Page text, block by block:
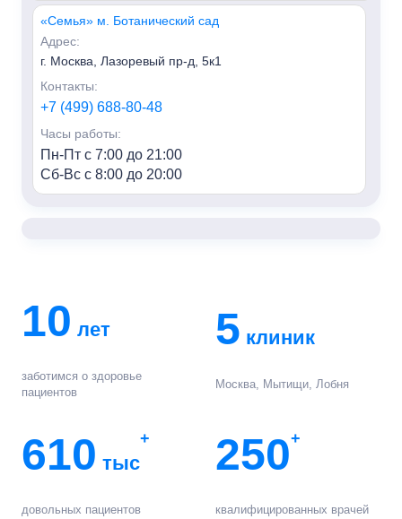
«Семья» м. Ботанический сад
Адрес:
г. Москва, Лазоревый пр-д, 5к1
Контакты:
+7 (499) 688-80-48
Часы работы:
Пн-Пт с 7:00 до 21:00
Сб-Вс с 8:00 до 20:00
Часы работы:
г. Мытищи, ул. Колпакова, 42к3
Контакты:
10 лет
заботимся о здоровье
пациентов
5 клиник
Москва, Мытищи, Лобня
610 тыс
+
довольных пациентов
250+
квалифицированных врачей